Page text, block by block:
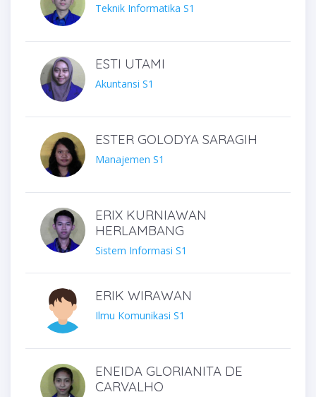
Teknik Informatika S1
ESTI UTAMI
Akuntansi S1
ESTER GOLODYA SARAGIH
Manajemen S1
ERIX KURNIAWAN
HERLAMBANG
Sistem Informasi S1
ERIK WIRAWAN
Ilmu Komunikasi S1
ENEIDA GLORIANITA DE
CARVALHO